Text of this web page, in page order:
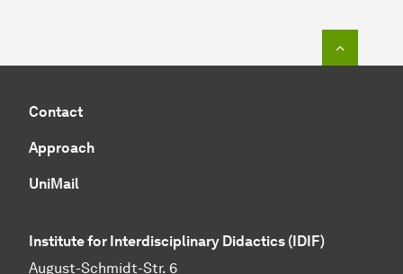
Contact
Approach
UniMail
Institute for Interdisciplinary Didactics (IDIF)
August-Schmidt-Str. 6